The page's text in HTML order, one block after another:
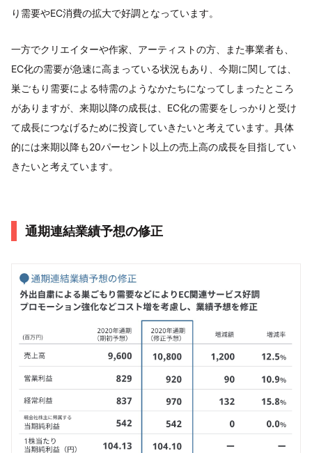
り需要やEC消費の拡大で好調となっています。
一方でクリエイターや作家、アーティストの方、また事業者も、
EC化の需要が急速に高まっている状況もあり、今期に関しては、
巣ごもり需要による特需のようなかたちになってしまったところ
がありますが、来期以降の成長は、EC化の需要をしっかりと受け
て成長につなげるために投資していきたいと考えています。具体
的には来期以降も20パーセント以上の売上高の成長を目指してい
きたいと考えています。
通期連結業績予想の修正